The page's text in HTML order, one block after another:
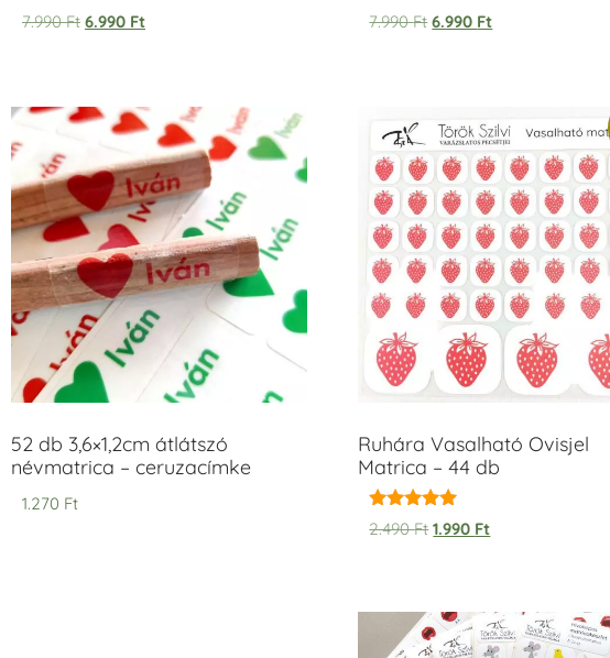
7.990Ft 6.990 Ft 7.990Ft 6.990 Ft
52 db 3,6×1,2cm átlátszó
névmatrica – ceruzacímke
1.270 Ft
Ruhára Vasalható Ovisjel
Matrica – 44 db
Értékelés:
5.00
2.490Ft 1.990 Ft